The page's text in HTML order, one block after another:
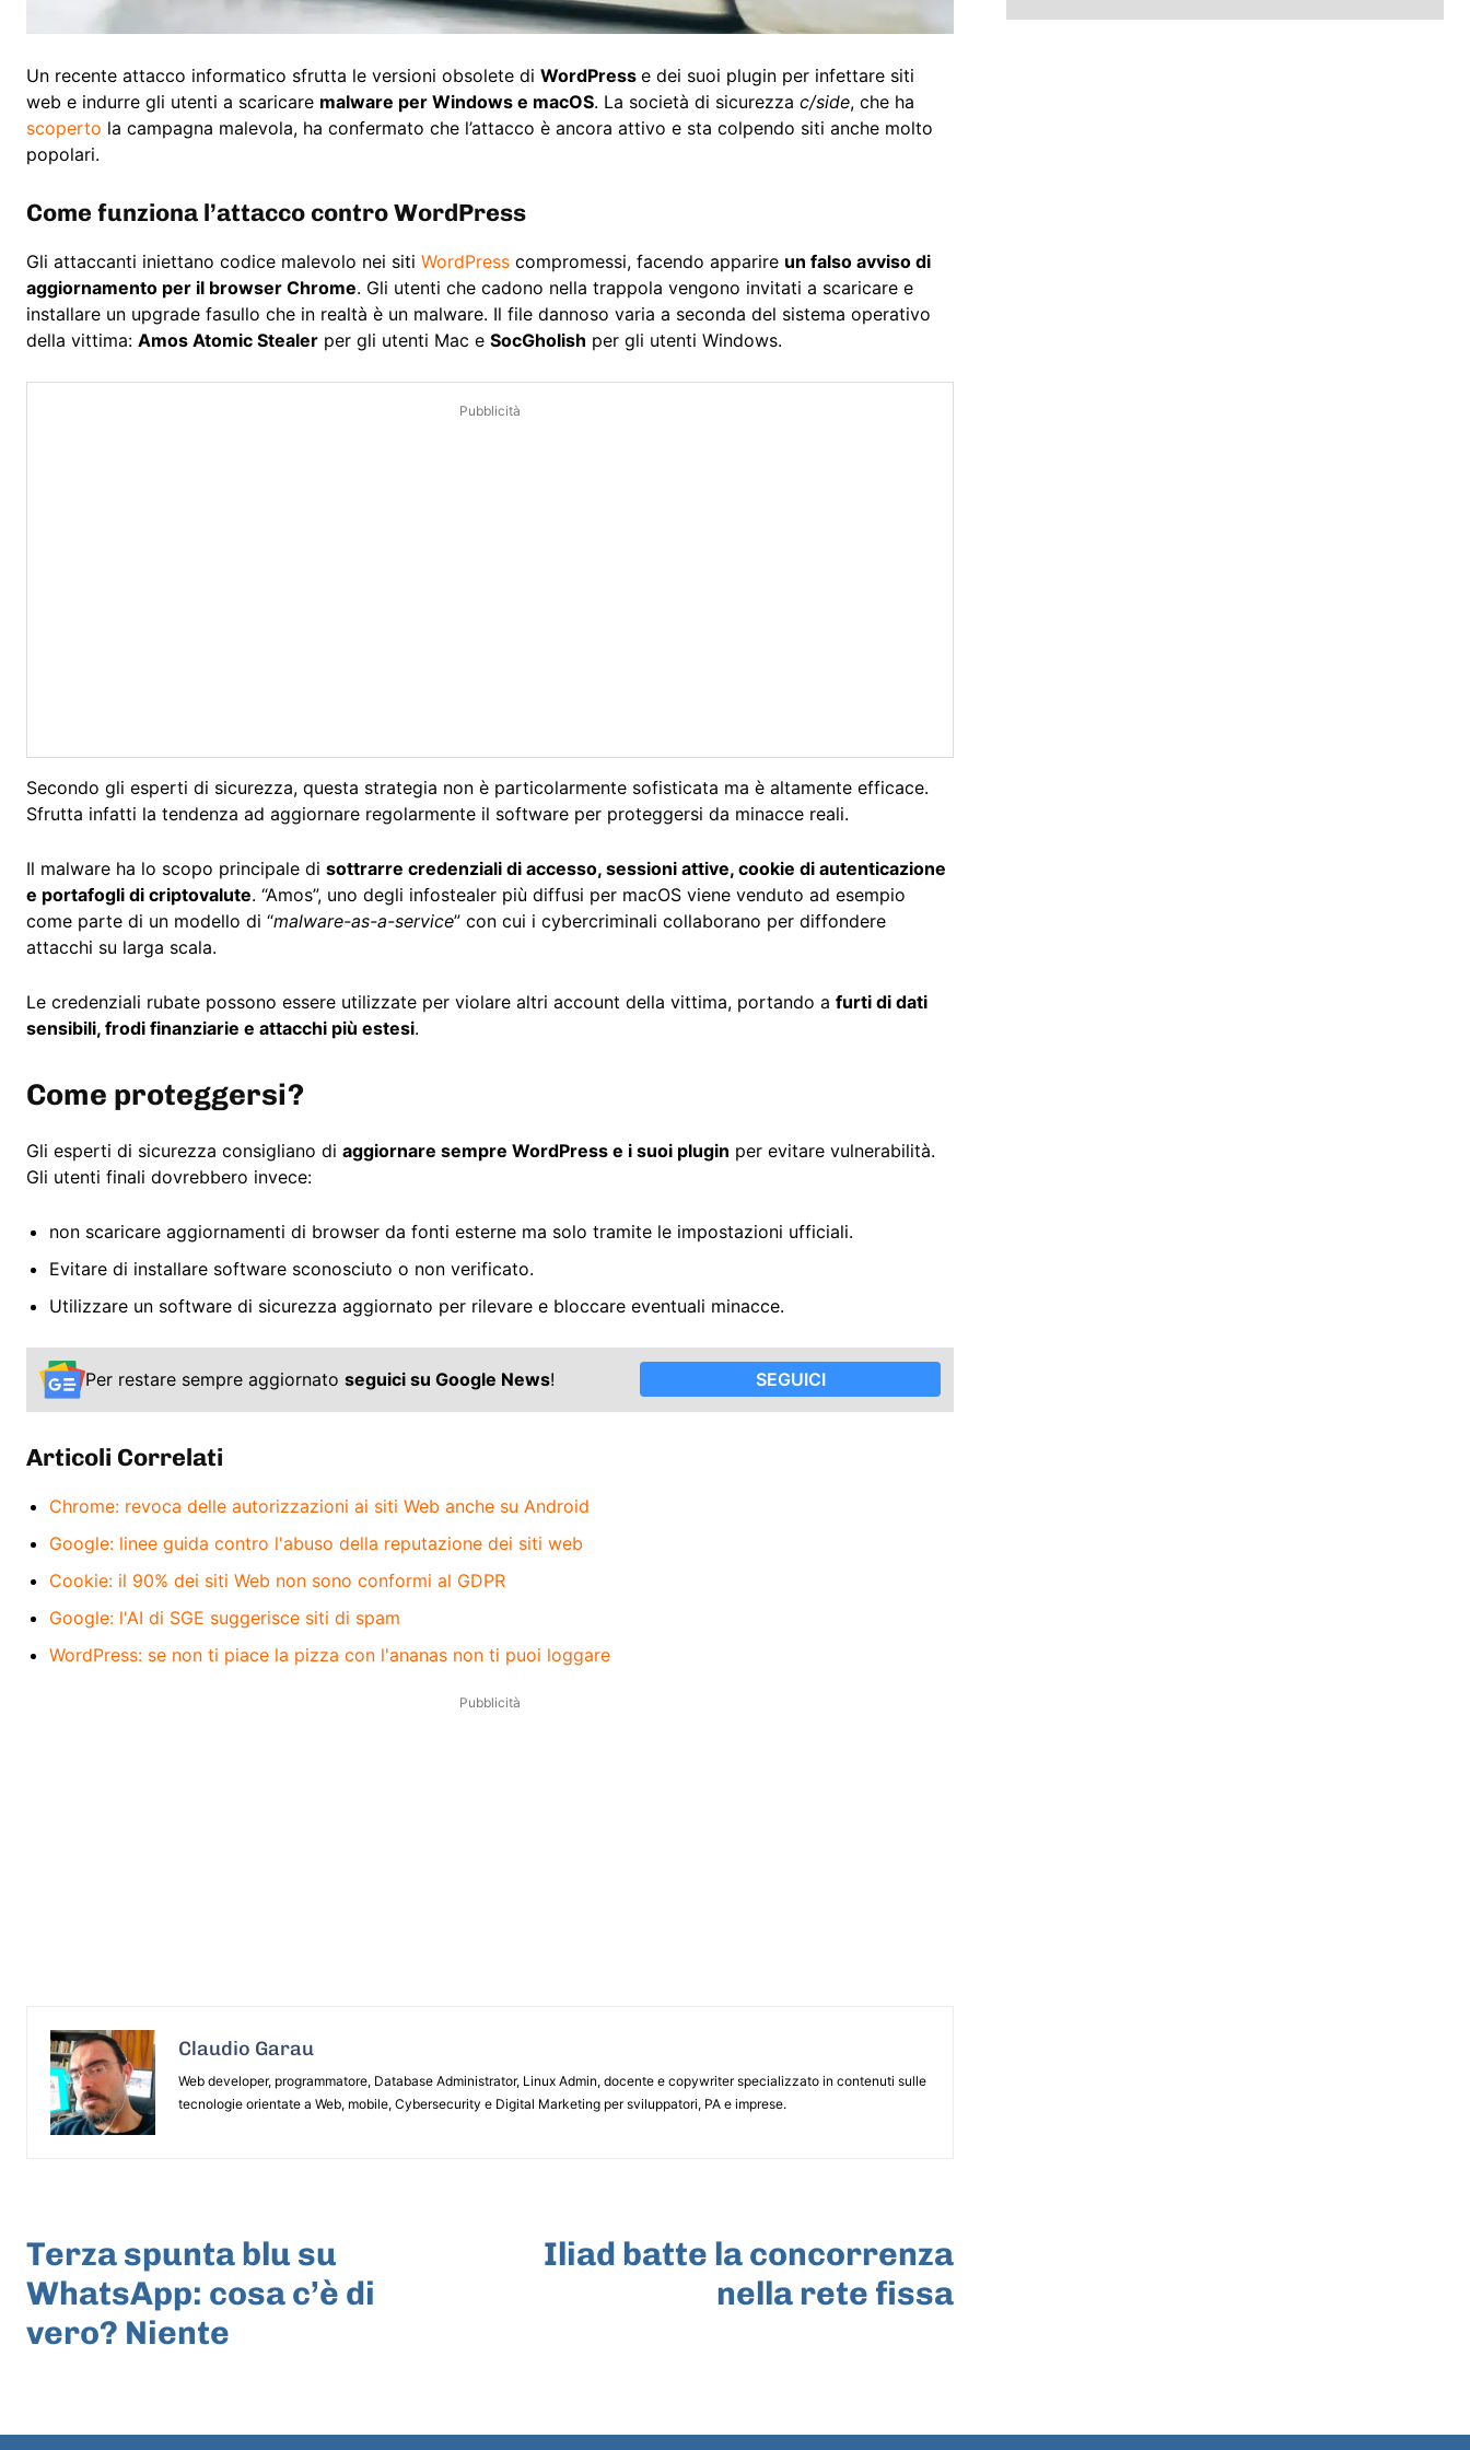
Un recente attacco informatico sfrutta le versioni obsolete di WordPress e dei suoi plugin per infettare siti
web e indurre gli utenti a scaricare malware per Windows e macOS. La società di sicurezza c/side, che ha
scoperto la campagna malevola, ha confermato che l’attacco è ancora attivo e sta colpendo siti anche molto
popolari.
Come funziona l’attacco contro WordPress
Gli attaccanti iniettano codice malevolo nei siti WordPress compromessi, facendo apparire un falso avviso di
aggiornamento per il browser Chrome. Gli utenti che cadono nella trappola vengono invitati a scaricare e
installare un upgrade fasullo che in realtà è un malware. Il file dannoso varia a seconda del sistema operativo
della vittima: Amos Atomic Stealer per gli utenti Mac e SocGholish per gli utenti Windows.
Pubblicità
Secondo gli esperti di sicurezza, questa strategia non è particolarmente sofisticata ma è altamente efficace.
Sfrutta infatti la tendenza ad aggiornare regolarmente il software per proteggersi da minacce reali.
Il malware ha lo scopo principale di sottrarre credenziali di accesso, sessioni attive, cookie di autenticazione
e portafogli di criptovalute. “Amos”, uno degli infostealer più diffusi per macOS viene venduto ad esempio
come parte di un modello di “malware-as-a-service” con cui i cybercriminali collaborano per diffondere
attacchi su larga scala.
Le credenziali rubate possono essere utilizzate per violare altri account della vittima, portando a furti di dati
sensibili, frodi finanziarie e attacchi più estesi.
Come proteggersi?
Gli esperti di sicurezza consigliano di aggiornare sempre WordPress e i suoi plugin per evitare vulnerabilità.
Gli utenti finali dovrebbero invece:
non scaricare aggiornamenti di browser da fonti esterne ma solo tramite le impostazioni ufficiali.
Evitare di installare software sconosciuto o non verificato.
Utilizzare un software di sicurezza aggiornato per rilevare e bloccare eventuali minacce.
Per restare sempre aggiornato seguici su Google News! SEGUICI
Articoli Correlati
Chrome: revoca delle autorizzazioni ai siti Web anche su Android
Google: linee guida contro l'abuso della reputazione dei siti web
Cookie: il 90% dei siti Web non sono conformi al GDPR
Google: l'AI di SGE suggerisce siti di spam
WordPress: se non ti piace la pizza con l'ananas non ti puoi loggare
Pubblicità
Claudio Garau
Web developer, programmatore, Database Administrator, Linux Admin, docente e copywriter specializzato in contenuti sulle
tecnologie orientate a Web, mobile, Cybersecurity e Digital Marketing per sviluppatori, PA e imprese.
Terza spunta blu su
WhatsApp: cosa c’è di
vero? Niente
Iliad batte la concorrenza
nella rete fissa